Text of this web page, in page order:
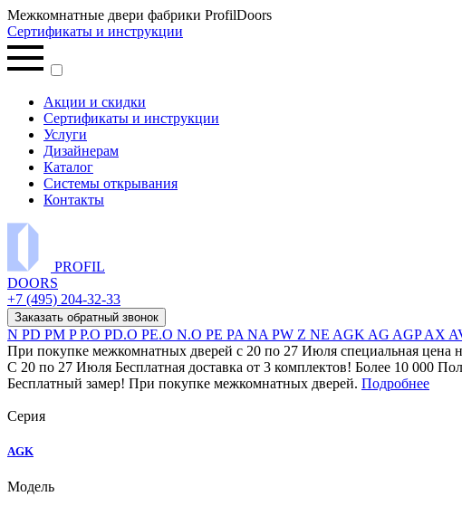
Межкомнатные двери фабрики ProfilDoors
Сертификаты и инструкции
Акции и скидки
Сертификаты и инструкции
Услуги
Дизайнерам
Каталог
Системы открывания
Контакты
PROFIL
DOORS
+7 (495) 204-32-33
Заказать обратный звонок
N PD PM PP.O PD.O PE.O N.O PE PA NA PW Z NE AGK AG AGPAX
При покупке межкомнатных дверей c 20 по 27 Июля специальная цена
С 20 по 27 Июля Бесплатная доставка от 3 комплектов! Более 10 000
Бесплатный замер! При покупке межкомнатных дверей. Подробнее
Серия
AGK
Модель